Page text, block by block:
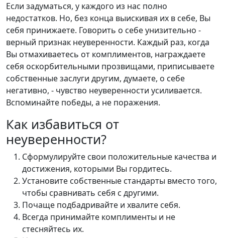
Если задуматься, у каждого из нас полно
недостатков. Но, без конца выискивая их в себе, Вы
себя принижаете. Говорить о себе унизительно -
верный признак неуверенности. Каждый раз, когда
Вы отмахиваетесь от комплиментов, награждаете
себя оскорбительными прозвищами, приписываете
собственные заслуги другим, думаете, о себе
негативно, - чувство неуверенности усиливается.
Вспоминайте победы, а не поражения.
Как избавиться от
неуверенности?
Сформулируйте свои положительные качества и
достижения, которыми Вы гордитесь.
Установите собственные стандарты вместо того,
чтобы сравнивать себя с другими.
Почаще подбадривайте и хвалите себя.
Всегда принимайте комплименты и не
стесняйтесь их.